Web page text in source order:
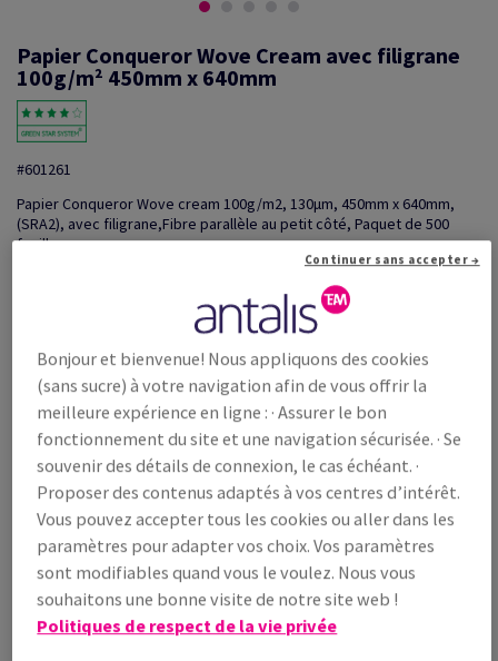
Papier Conqueror Wove Cream avec filigrane
100g/m² 450mm x 640mm
#601261
Papier Conqueror Wove cream 100g/m2, 130µm, 450mm x 640mm,
(SRA2), avec filigrane,Fibre parallèle au petit côté, Paquet de 500
feuilles
€ 692,91
/ 1 000 feuille(s)
(28,8 kg )
EN RÉASSORT
Guide des quantités
paquet(s)
−
Bonjour et bienvenue! Nous appliquons des cookies
(sans sucre) à votre navigation afin de vous offrir la
meilleure expérience en ligne : · Assurer le bon
fonctionnement du site et une navigation sécurisée. · Se
souvenir des détails de connexion, le cas échéant. ·
Proposer des contenus adaptés à vos centres d’intérêt.
Vous pouvez accepter tous les cookies ou aller dans les
paramètres pour adapter vos choix. Vos paramètres
sont modifiables quand vous le voulez. Nous vous
souhaitons une bonne visite de notre site web !
Politiques de respect de la vie privée
Continuer sans accepter →